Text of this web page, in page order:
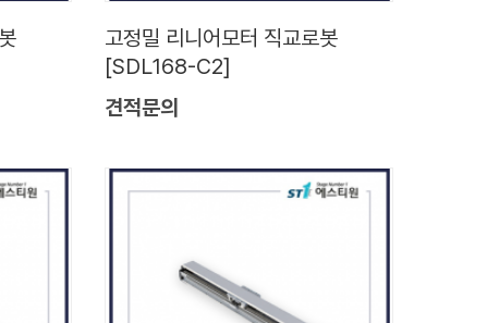
고정밀 리니어모터 직교로봇
[SDL168-C2]
견적문의